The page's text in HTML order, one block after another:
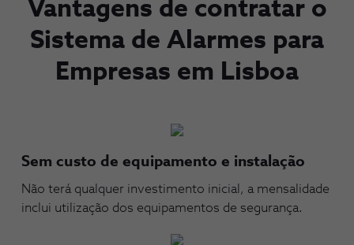
Vantagens de contratar o
Sistema de Alarmes para
Empresas em Lisboa
Sem custo de equipamento e instalação
Não terá qualquer investimento inicial, a mensalidade
inclui utilização dos equipamentos de segurança.